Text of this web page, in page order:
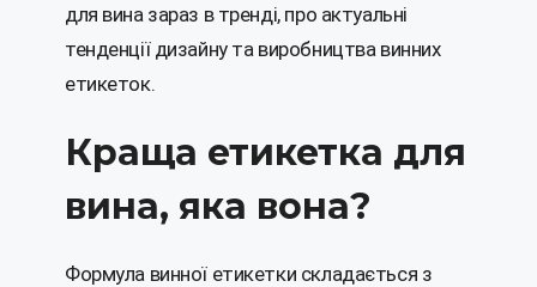
для вина зараз в тренді, про актуальні
тенденції дизайну та виробництва винних
етикеток.
Краща етикетка для
вина, яка вона?
Формула винної етикетки складається з